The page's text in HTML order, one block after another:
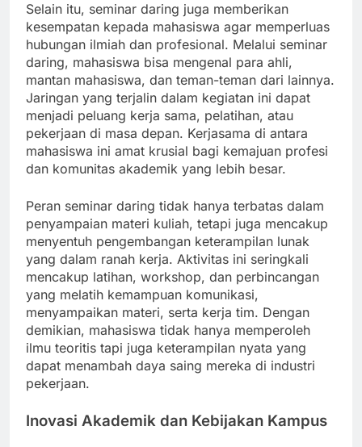
Selain itu, seminar daring juga memberikan
kesempatan kepada mahasiswa agar memperluas
hubungan ilmiah dan profesional. Melalui seminar
daring, mahasiswa bisa mengenal para ahli,
mantan mahasiswa, dan teman-teman dari lainnya.
Jaringan yang terjalin dalam kegiatan ini dapat
menjadi peluang kerja sama, pelatihan, atau
pekerjaan di masa depan. Kerjasama di antara
mahasiswa ini amat krusial bagi kemajuan profesi
dan komunitas akademik yang lebih besar.
Peran seminar daring tidak hanya terbatas dalam
penyampaian materi kuliah, tetapi juga mencakup
menyentuh pengembangan keterampilan lunak
yang dalam ranah kerja. Aktivitas ini seringkali
mencakup latihan, workshop, dan perbincangan
yang melatih kemampuan komunikasi,
menyampaikan materi, serta kerja tim. Dengan
demikian, mahasiswa tidak hanya memperoleh
ilmu teoritis tapi juga keterampilan nyata yang
dapat menambah daya saing mereka di industri
pekerjaan.
Inovasi Akademik dan Kebijakan Kampus